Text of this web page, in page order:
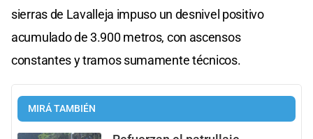
sierras de Lavalleja impuso un desnivel positivo
acumulado de 3.900 metros, con ascensos
constantes y tramos sumamente técnicos.
MIRÁ TAMBIÉN